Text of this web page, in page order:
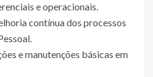
e operacionais.
contínua dos processos
e manutenções básicas em